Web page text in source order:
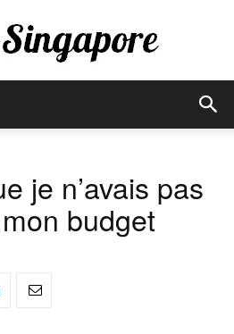
Singapore
je n’avais pas
budget